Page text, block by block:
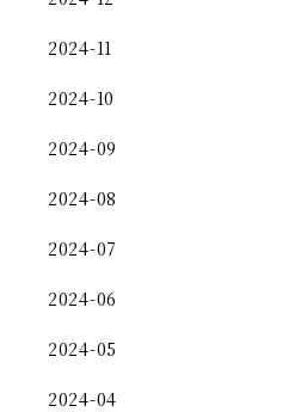
2024-11
2024-10
2024-09
2024-08
2024-07
2024-06
2024-05
2024-04